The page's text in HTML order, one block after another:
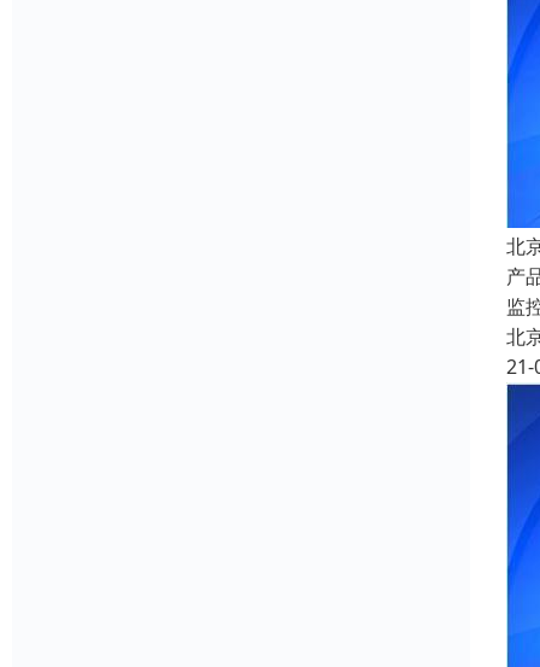
北
产
监
北
21-